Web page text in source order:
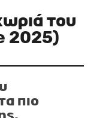
του
2025)
πιο